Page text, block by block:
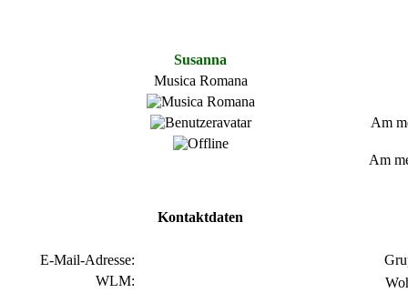
Susanna
Musica Romana
Am
Am
Kontaktdaten
E-Mail-Adresse:
WLM: